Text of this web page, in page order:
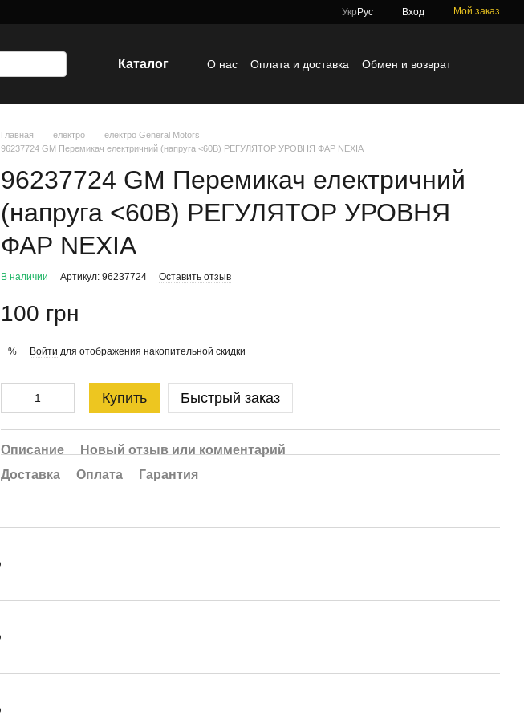
Укр Рус Вход Мой заказ
Каталог О нас Оплата и доставка
Обмен и возврат
Главная електро
електро General Motors
96237724 GM Перемикач електричний (напруга <60В) РЕГУЛЯТОР УРОВНЯ ФАР NEXIA
96237724 GM Перемикач електричний
(напруга <60В) РЕГУЛЯТОР УРОВНЯ
ФАР NEXIA
В наличии Артикул: 96237724 Оставить отзыв
100 грн
% Войти для отображения накопительной скидки
Купить Быстрый заказ
Описание
Новый отзыв или комментарий
Доставка
Оплата Гарантия